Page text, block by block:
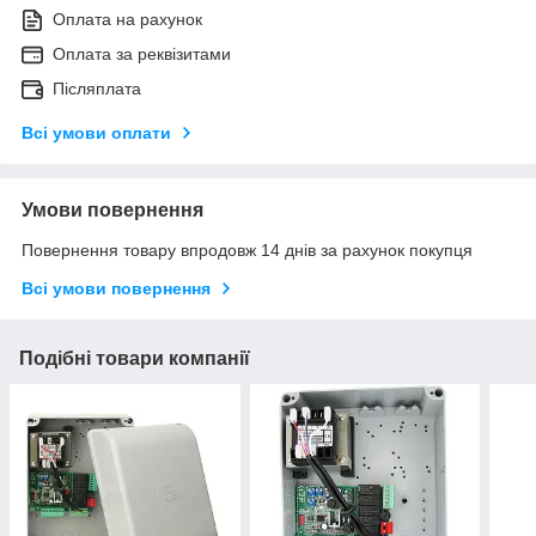
Оплата на рахунок
Оплата за реквізитами
Післяплата
Всі умови оплати
Умови повернення
Повернення товару впродовж 14 днів за рахунок покупця
Всі умови повернення
Подібні товари компанії